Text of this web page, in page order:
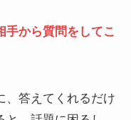
手から質問をしてこ
、答えてくれるだけ